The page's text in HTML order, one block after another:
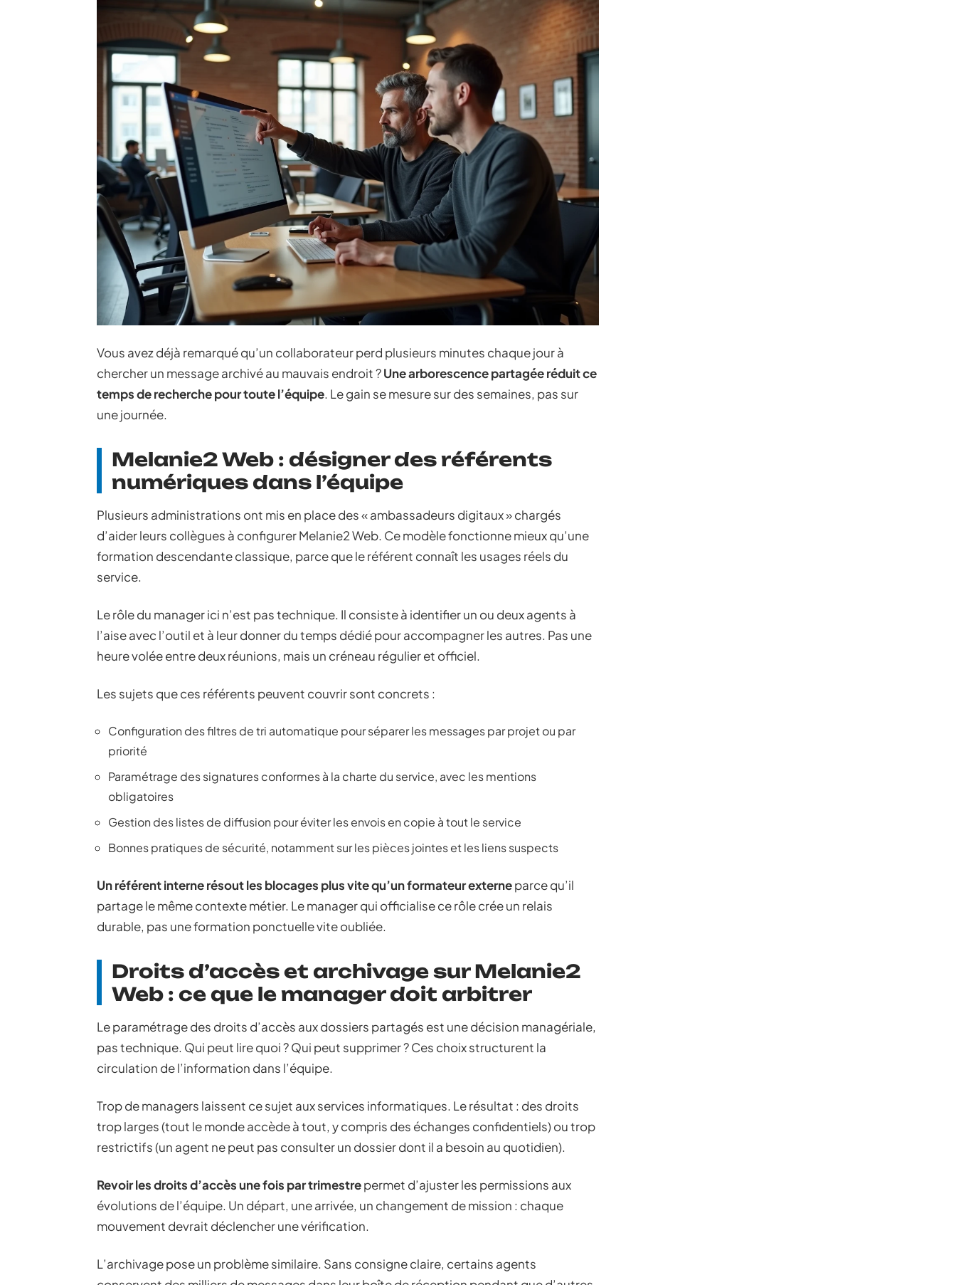
Vous avez déjà remarqué qu’un collaborateur perd plusieurs minutes chaque jour à
chercher un message archivé au mauvais endroit ?Une arborescence partagée réduit ce
temps de recherche pour toute l’équipe. Le gain se mesure sur des semaines, pas sur
une journée.
Melanie2 Web : désigner des référents
numériques dans l’équipe
Plusieurs administrations ont mis en place des « ambassadeurs digitaux » chargés
d’aider leurs collègues à configurer Melanie2 Web. Ce modèle fonctionne mieux qu’une
formation descendante classique, parce que le référent connaît les usages réels du
service.
Le rôle du manager ici n’est pas technique. Il consiste à identifier un ou deux agents à
l’aise avec l’outil et à leur donner du temps dédié pour accompagner les autres. Pas une
heure volée entre deux réunions, mais un créneau régulier et officiel.
Les sujets que ces référents peuvent couvrir sont concrets :
Configuration des filtres de tri automatique pour séparer les messages par projet ou par
priorité
Paramétrage des signatures conformes à la charte du service, avec les mentions
obligatoires
Gestion des listes de diffusion pour éviter les envois en copie à tout le service
Bonnes pratiques de sécurité, notamment sur les pièces jointes et les liens suspects
Un référent interne résout les blocages plus vite qu’un formateur externeparce qu’il
partage le même contexte métier. Le manager qui officialise ce rôle crée un relais
durable, pas une formation ponctuelle vite oubliée.
Droits d’accès et archivage sur Melanie2
Web : ce que le manager doit arbitrer
Le paramétrage des droits d’accès aux dossiers partagés est une décision managériale,
pas technique. Qui peut lire quoi ? Qui peut supprimer ? Ces choix structurent la
circulation de l’information dans l’équipe.
Trop de managers laissent ce sujet aux services informatiques. Le résultat : des droits
trop larges (tout le monde accède à tout, y compris des échanges confidentiels) ou trop
restrictifs (un agent ne peut pas consulter un dossier dont il a besoin au quotidien).
Revoir les droits d’accès une fois par trimestrepermet d’ajuster les permissions aux
évolutions de l’équipe. Un départ, une arrivée, un changement de mission : chaque
mouvement devrait déclencher une vérification.
L’archivage pose un problème similaire. Sans consigne claire, certains agents